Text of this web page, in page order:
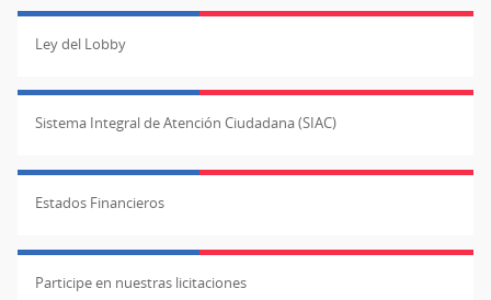
Ley del Lobby
Sistema Integral de Atención Ciudadana (SIAC)
Estados Financieros
Participe en nuestras licitaciones